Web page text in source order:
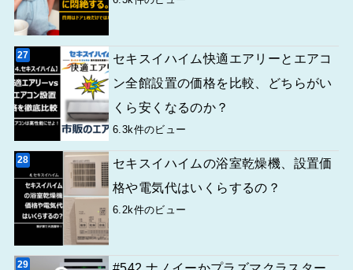
セキスイハイム快適エアリーとエアコ
ン全館設置の価格を比較、どちらがい
くら安くなるのか？
6.3k件のビュー
セキスイハイムの浴室乾燥機、設置価
格や電気代はいくらするの？
6.2k件のビュー